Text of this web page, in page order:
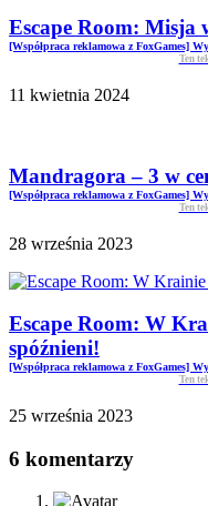
Escape Room: Misja
[Współpraca reklamowa z FoxGames]
Ten
11 kwietnia 2024
Mandragora – 3 w
[Współpraca reklamowa z FoxGames]
Ten
28 września 2023
Escape Room: W
spóźnieni!
[Współpraca reklamowa z FoxGames]
Ten
25 września 2023
6 komentarzy